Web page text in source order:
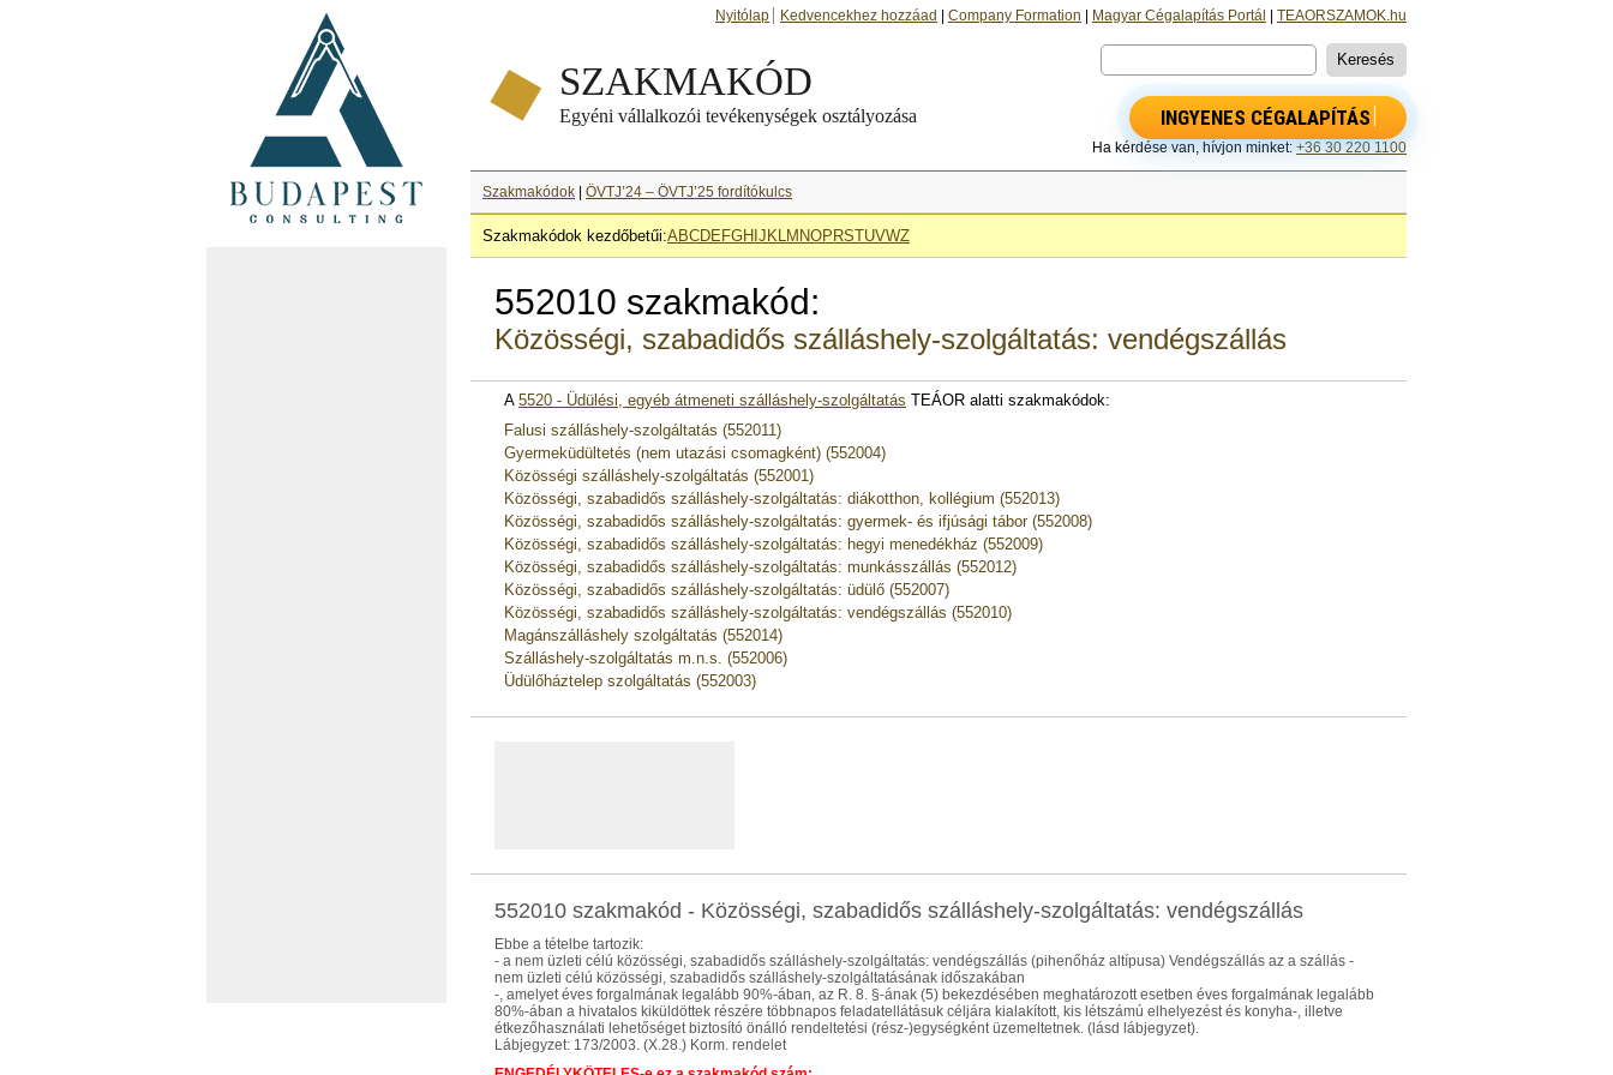
Nyitólap Kedvencekhez hozzáad Company Formation Magyar Cégalapítás Portál TEAORSZAMOK.hu
INGYENES CÉGALAPÍTÁS
Ha kérdése van, hívjon minket: +36 30 220 1100
Szakmakódok ÖVTJ’24 – ÖVTJ’25 fordítókulcs
Szakmakódok kezdőbetűi:ABCDE FGH J KLM NOP RSTUVWZ
552010 szakmakód:
Közösségi, szabadidős szálláshely-szolgáltatás: vendégszállás
A 5520 - Üdülési, egyéb átmeneti szálláshely-szolgáltatás TEÁOR alatti szakmakódok:
Falusi szálláshely-szolgáltatás (552011)
Gyermeküdültetés (nem utazási csomagként) (552004)
Közösségi szálláshely-szolgáltatás (552001)
Közösségi, szabadidős szálláshely-szolgáltatás: diákotthon, kollégium (552013)
Közösségi, szabadidős szálláshely-szolgáltatás: gyermek- és ifjúsági tábor (552008)
Közösségi, szabadidős szálláshely-szolgáltatás: hegyi menedékház (552009)
Közösségi, szabadidős szálláshely-szolgáltatás: munkásszállás (552012)
Közösségi, szabadidős szálláshely-szolgáltatás: üdülő (552007)
Közösségi, szabadidős szálláshely-szolgáltatás: vendégszállás (552010)
Magánszálláshely szolgáltatás (552014)
Szálláshely-szolgáltatás m.n.s. (552006)
Üdülőháztelep szolgáltatás (552003)
552010 szakmakód - Közösségi, szabadidős szálláshely-szolgáltatás: vendégszállás
Ebbe a tételbe tartozik:
- a nem üzleti célú közösségi, szabadidős szálláshely-szolgáltatás: vendégszállás (pihenőház altípusa) Vendégszállás az a szállás -
nem üzleti célú közösségi, szabadidős szálláshely-szolgáltatásának időszakában
-, amelyet éves forgalmának legalább 90%-ában, az R. 8. §-ának (5) bekezdésében meghatározott esetben éves forgalmának legalább
80%-ában a hivatalos kiküldöttek részére többnapos feladatellátásuk céljára kialakított, kis létszámú elhelyezést és konyha-, illetve
étkezőhasználati lehetőséget biztosító önálló rendeltetési (rész-)egységként üzemeltetnek. (lásd lábjegyzet).
Lábjegyzet: 173/2003. (X.28.) Korm. rendelet